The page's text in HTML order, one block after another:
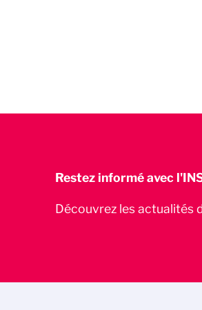
Restez informé avec
Découvrez les actualités